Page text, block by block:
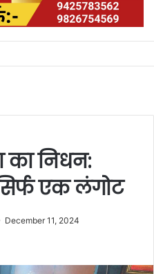
का निधन:
एक लंगोट
December 11, 2024